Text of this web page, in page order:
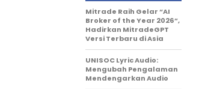
Mitrade Raih Gelar “AI
Broker of the Year 2026”,
Hadirkan MitradeGPT
Versi Terbaru di Asia
UNISOC Lyric Audio:
Mengubah Pengalaman
Mendengarkan Audio